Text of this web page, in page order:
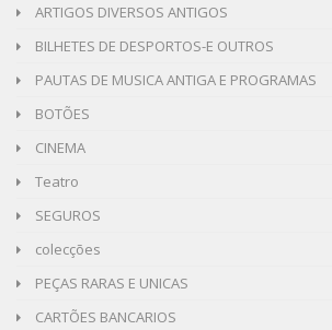
ARTIGOS DIVERSOS ANTIGOS
BILHETES DE DESPORTOS-E OUTROS
PAUTAS DE MUSICA ANTIGA E PROGRAMAS
BOTÕES
CINEMA
Teatro
SEGUROS
colecções
PEÇAS RARAS E UNICAS
CARTÕES BANCARIOS